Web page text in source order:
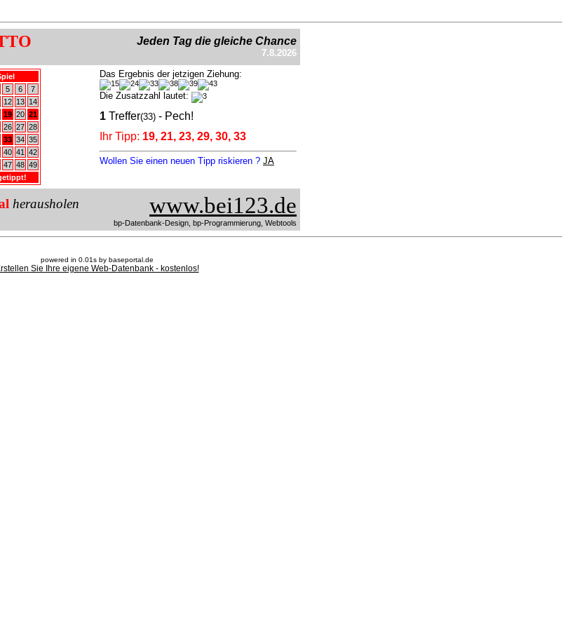
Jeden Tag die gleiche Chance
7.8.2026
5 6
7
12 13
14
19 20 21
26 27 28
33 34 35
40 41
42
47 48 49
Das Ergebnis der jetzigen Ziehung:
Die Zusatzzahl lautet:
1 Treffer(33) - Pech!
Ihr Tipp: 19, 21, 23, 29, 30, 33
Wollen Sie einen neuen Tipp riskieren ? JA
herausholen www.bei123.de
bp-Datenbank-Design, bp-Programmierung, Webtools
powered in 0.01s by baseportal.de
Sie Ihre eigene Web-Datenbank - kostenlos!